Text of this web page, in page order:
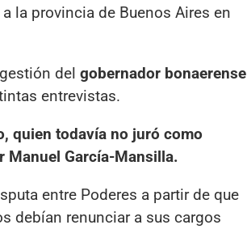
la provincia de Buenos Aires en
del gobernador bonaerense
entrevistas.
quien todavía no juró como
Manuel García-Mansilla.
entre Poderes a partir de que
debían renunciar a sus cargos